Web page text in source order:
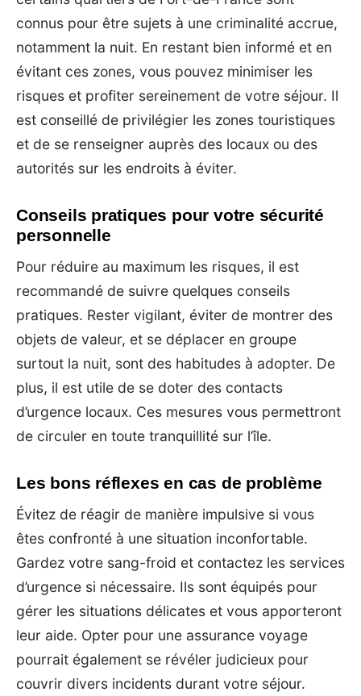
connus pour être sujets à une criminalité accrue,
notamment la nuit. En restant bien informé et en
évitant ces zones, vous pouvez minimiser les
risques et profiter sereinement de votre séjour. Il
est conseillé de privilégier les zones touristiques
et de se renseigner auprès des locaux ou des
autorités sur les endroits à éviter.
Conseils pratiques pour votre sécurité
personnelle
Pour réduire au maximum les risques, il est
recommandé de suivre quelques conseils
pratiques. Rester vigilant, éviter de montrer des
objets de valeur, et se déplacer en groupe
surtout la nuit, sont des habitudes à adopter. De
plus, il est utile de se doter des contacts
d’urgence locaux. Ces mesures vous permettront
de circuler en toute tranquillité sur l’île.
Les bons réflexes en cas de problème
Évitez de réagir de manière impulsive si vous
êtes confronté à une situation inconfortable.
Gardez votre sang-froid et contactez les services
d’urgence si nécessaire. Ils sont équipés pour
gérer les situations délicates et vous apporteront
leur aide. Opter pour une assurance voyage
pourrait également se révéler judicieux pour
couvrir divers incidents durant votre séjour.